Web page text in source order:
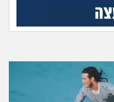
מהבקו"ם... ועד מתי?!
לימודים וסטודנטים
עבודה וקריירה
חברים ואנשים